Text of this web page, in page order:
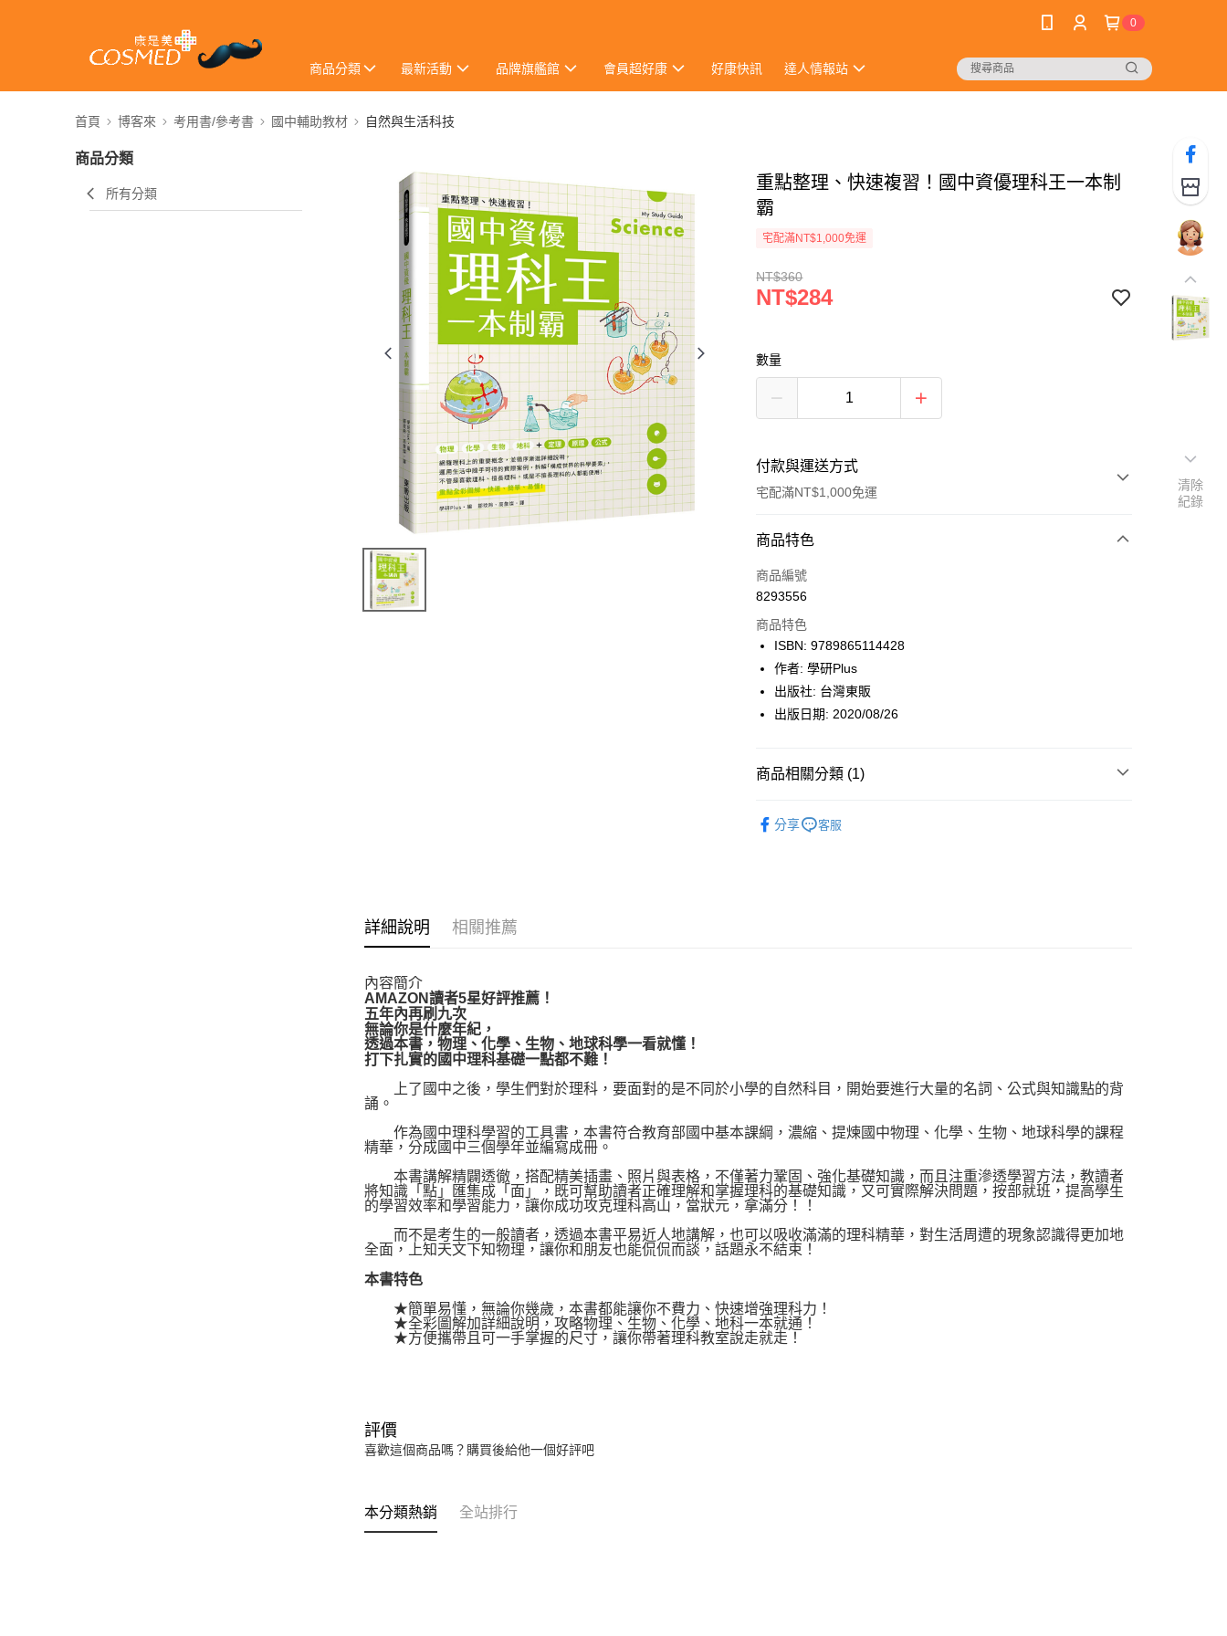
0
商品分類 最新活動 品牌旗艦館 會員超好康 好康快訊 達人情報站
首頁 博客來 考用書/參考書 國中輔助教材 自然與生活科技
商品分類
所有分類
重點整理、快速複習！國中資優理科王一本制
霸
宅配滿NT$1,000免運
NT$360
NT$284
數量
付款與運送方式
宅配滿NT$1,000免運
付款方式
icash Pay
數位禮券
LINE Pay
Apple Pay
悠遊付
商品特色
商品編號
8293556
商品特色
ISBN: 9789865114428
作者: 學研Plus
出版社: 台灣東販
出版日期: 2020/08/26
商品相關分類 (1)
分享
客服
詳細說明 相關推薦
內容簡介
AMAZON讀者5星好評推薦！
五年內再刷九次
無論你是什麼年紀，
透過本書，物理、化學、生物、地球科學一看就懂！
打下扎實的國中理科基礎一點都不難！
上了國中之後，學生們對於理科，要面對的是不同於小學的自然科目，開始要進行大量的名詞、公式與知識點的背
誦。
作為國中理科學習的工具書，本書符合教育部國中基本課綱，濃縮、提煉國中物理、化學、生物、地球科學的課程
精華，分成國中三個學年並編寫成冊。
本書講解精闢透徹，搭配精美插畫、照片與表格，不僅著力鞏固、強化基礎知識，而且注重滲透學習方法，教讀者
將知識「點」匯集成「面」，既可幫助讀者正確理解和掌握理科的基礎知識，又可實際解決問題，按部就班，提高學生
的學習效率和學習能力，讓你成功攻克理科高山，當狀元，拿滿分！！
而不是考生的一般讀者，透過本書平易近人地講解，也可以吸收滿滿的理科精華，對生活周遭的現象認識得更加地
全面，上知天文下知物理，讓你和朋友也能侃侃而談，話題永不結束！
本書特色
★簡單易懂，無論你幾歲，本書都能讓你不費力、快速增強理科力！
★全彩圖解加詳細說明，攻略物理、生物、化學、地科一本就通！
★方便攜帶且可一手掌握的尺寸，讓你帶著理科教室說走就走！
評價
喜歡這個商品嗎？購買後給他一個好評吧
本分類熱銷 全站排行
清除
紀錄